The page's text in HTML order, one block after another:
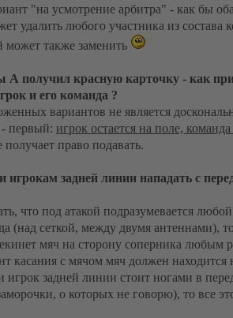
"на усмотрение арбитра" - как бы
удалить любого участника из состава
может также заменить
А получил красную карточку - как
и его команда ?
вариантов не является
первый: игрок остается на поле,
право подавать.
игрокам задней линии нападать с
что под атакой подразумевается
(над сеткой, между двумя антеннами),
мяч на сторону соперника любым
касания с мячом мяч должен находится
игрок задней линии стоит ногами в
о которых не говорю), то все